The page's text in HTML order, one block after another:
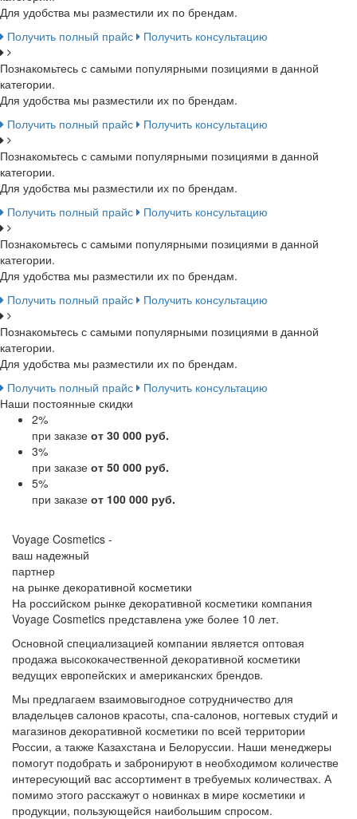
Для удобства мы разместили их по брендам.
Получить полный прайс
Получить консультацию
Познакомьтесь с самыми популярными позициями в данной
категории.
Для удобства мы разместили их по брендам.
Получить полный прайс
Получить консультацию
Познакомьтесь с самыми популярными позициями в данной
категории.
Для удобства мы разместили их по брендам.
Получить полный прайс
Получить консультацию
Познакомьтесь с самыми популярными позициями в данной
категории.
Для удобства мы разместили их по брендам.
Получить полный прайс
Получить консультацию
Познакомьтесь с самыми популярными позициями в данной
категории.
Для удобства мы разместили их по брендам.
Получить полный прайс
Получить консультацию
Наши постоянные скидки
2%
при заказе от 30 000 руб.
3%
при заказе от 50 000 руб.
5%
при заказе от 100 000 руб.
Voyage Cosmetics -
ваш надежный
партнер
на рынке декоративной косметики
На российском рынке декоративной косметики компания
Voyage Cosmetics представлена уже более 10 лет.
Основной специализацией компании является оптовая
продажа высококачественной декоративной косметики
ведущих европейских и американских брендов.
Мы предлагаем взаимовыгодное сотрудничество для
владельцев салонов красоты, спа-салонов, ногтевых студий и
магазинов декоративной косметики по всей территории
России, а также Казахстана и Белоруссии. Наши менеджеры
помогут подобрать и забронируют в необходимом количестве
интересующий вас ассортимент в требуемых количествах. А
помимо этого расскажут о новинках в мире косметики и
продукции, пользующейся наибольшим спросом.